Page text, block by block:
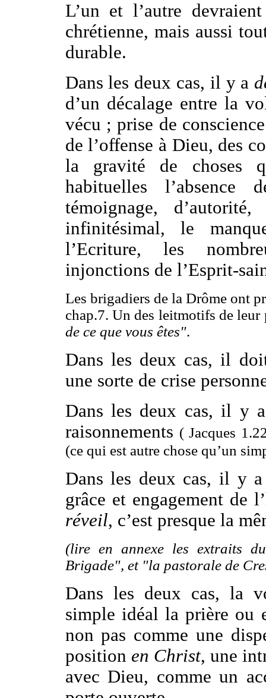
L’un et l’autre
chrétienne, mais aussi
durable.
Dans les deux cas, il y a
d’un décalage entre la
vécu ; prise de
de l’offense à Dieu, des
la gravité de choses
habituelles
témoignage,
infinitésimal, le
l’Ecriture, les
injonctions de l’Esprit-
Les brigadiers de la Drôme ont
chap.7. Un des leitmotifs de
de ce que vous êtes".
Dans les deux cas, il
une sorte de crise
Dans les deux cas, il y a
raisonnements ( Jacques
(ce qui est autre chose qu’un
Dans les deux cas, il y
grâce et engagement de
réveil, c’est presque la
(lire en annexe les extraits
Brigade", et "la pastorale de
Dans les deux cas, la
simple idéal la prière ou
non pas comme une
position en Christ, une
avec Dieu, comme un